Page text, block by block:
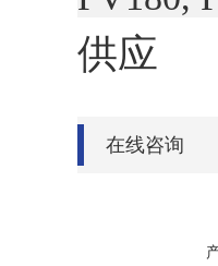
供应
在线咨询